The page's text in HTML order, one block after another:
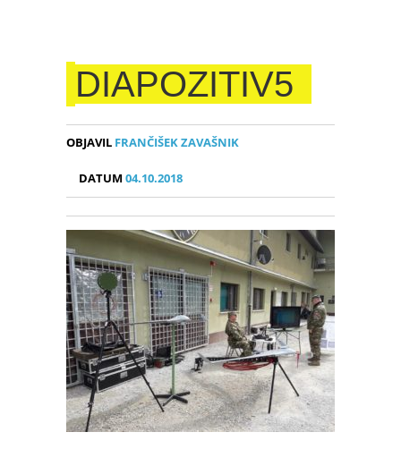
DIAPOZITIV5
OBJAVIL FRANČIŠEK ZAVAŠNIK
DATUM04.10.2018